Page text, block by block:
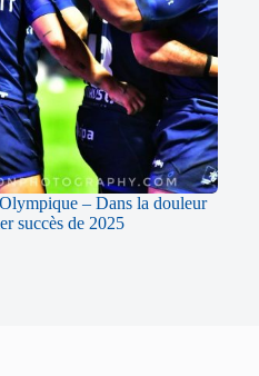
– Dans la douleur
succès de 2025